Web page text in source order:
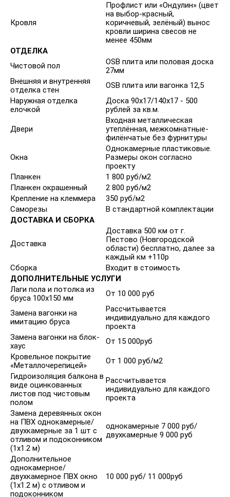
Кровля
Профлист или «Ондулин» (цвет
на выбор-красный,
коричневый, зелёный) вынос
кровли ширина свесов не
менее 450мм
ОТДЕЛКА
Чистовой пол
OSB плита или половая доска
27мм
Внешняя и внутренняя
отделка стен
OSB плита или вагонка 12,5
Наружная отделка
елочкой
Доска 90x17/140x17 - 500
рублей за кв.м.
Двери
Входная металлическая
утеплённая, межкомнатные-
филёнчатые без фурнитуры
Окна
Однокамерные пластиковые.
Размеры окон согласно
проекту
Планкен
1 800 руб/м2
Планкен окрашенный
2 800 руб/м2
Крепление на клеммера
350 руб/м2
Саморезы
В стандартной комплектации
ДОСТАВКА И СБОРКА
Доставка
Доставка 500 км от г.
Пестово (Новгородской
области) бесплатно, далее за
каждый км +110р
Сборка
Входит в стоимость
ДОПОЛНИТЕЛЬНЫЕ УСЛУГИ
Лаги пола и потолка из
бруса 100х150 мм
От 10 000 руб
Замена вагонки на
имитацию бруса
Рассчитывается
индивидуально для каждого
проекта
Замена вагонки на блок-
хаус
От 15 000руб
Кровельное покрытие
«Металлочерепицей»
От 1 000 руб/м2
Гидроизоляция балкона в
виде оцинкованных
листов под чистовым
полом
Рассчитывается
индивидуально для каждого
проекта
Замена деревянных окон
на ПВХ однокамерные/
двухкамерные за 1 шт с
отливом и подоконником
(1х1.2 м)
однокамерные 7 000 руб/
двухкамерные 9 000 руб
Дополнительное
однокамерное/
двухкамерное ПВХ окно
(1х1.2 м) с отливом и
подоконником
10 000 руб/ 11 000руб